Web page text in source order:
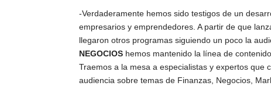
-Verdaderamente hemos sido testigos de un
empresarios y emprendedores. A partir de que
llegaron otros programas siguiendo un poco la
NEGOCIOS hemos mantenido la línea de
Traemos a la mesa a especialistas y expertos que
audiencia sobre temas de Finanzas, Negocios,